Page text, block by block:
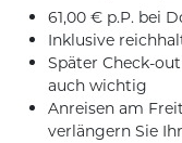
61,00 € p.P. bei
Inklusive
Später Check-
auch wichtig
Anreisen am
verlängern Sie